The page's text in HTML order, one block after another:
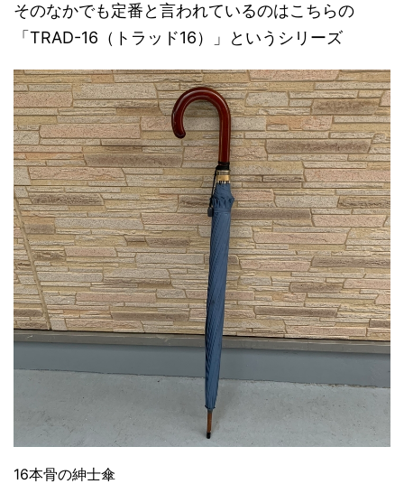
そのなかでも定番と言われているのはこちらの
「TRAD-16（トラッド16）」というシリーズ
16本骨の紳士傘